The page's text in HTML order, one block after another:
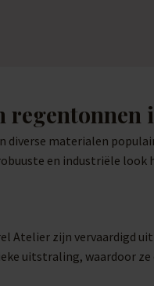
diverse materialen
en industriële look
Atelier zijn vervaardigd
uitstraling, waardoor ze